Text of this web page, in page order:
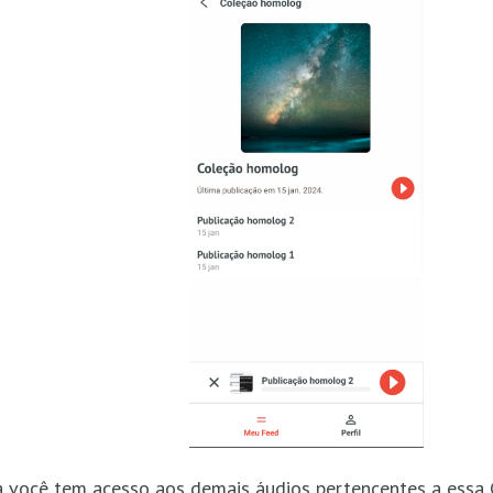
você tem acesso aos demais áudios pertencentes a essa